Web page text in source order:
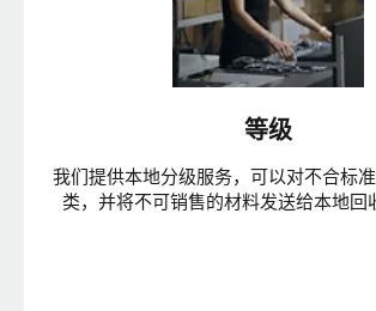
等级
我们提供本地分级服务，可以对不合标
类，并将不可销售的材料发送给本地回